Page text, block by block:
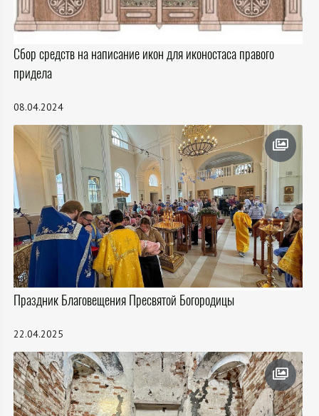
Сбор средств на написание икон для иконостаса правого
придела
08.04.2024
Праздник Благовещения Пресвятой Богородицы
22.04.2025